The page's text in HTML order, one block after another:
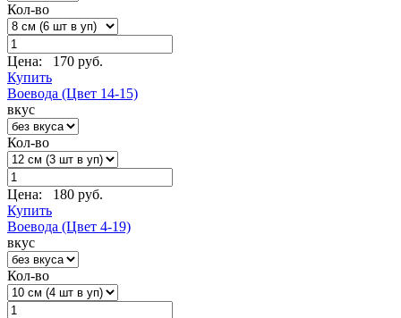
Кол-во
Цена:
170 руб.
Купить
Воевода (Цвет 14-15)
вкус
Кол-во
Цена:
180 руб.
Купить
Воевода (Цвет 4-19)
вкус
Кол-во